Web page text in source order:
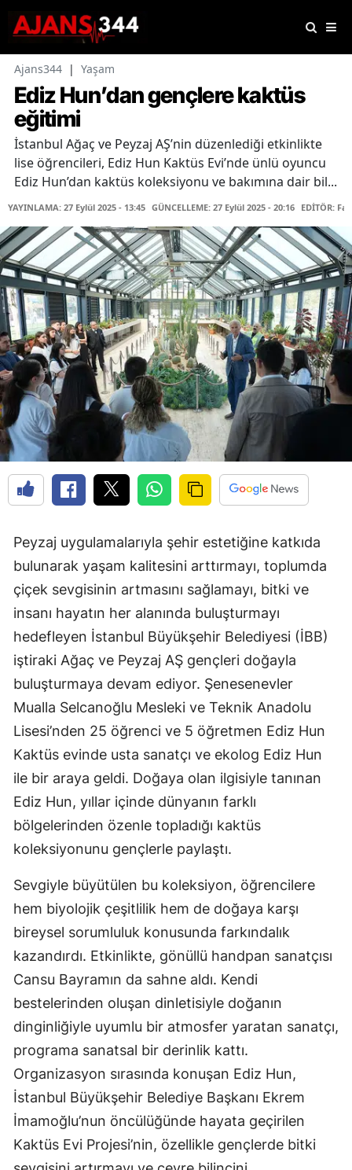
Ajans344 | Yaşam
Ediz Hun’dan gençlere kaktüs
eğitimi
İstanbul Ağaç ve Peyzaj AŞ’nin düzenlediği etkinlikte
lise öğrencileri, Ediz Hun Kaktüs Evi’nde ünlü oyuncu
Ediz Hun’dan kaktüs koleksiyonu ve bakımına dair bil...
YAYINLAMA: 27 Eylül 2025 - 13:45 GÜNCELLEME: 27 Eylül 2025 - 20:16 EDİTÖR:
Peyzaj uygulamalarıyla şehir estetiğine katkıda
bulunarak yaşam kalitesini arttırmayı, toplumda
çiçek sevgisinin artmasını sağlamayı, bitki ve
insanı hayatın her alanında buluşturmayı
hedefleyen İstanbul Büyükşehir Belediyesi (İBB)
iştiraki Ağaç ve Peyzaj AŞ gençleri doğayla
buluşturmaya devam ediyor. Şenesenevler
Mualla Selcanoğlu Mesleki ve Teknik Anadolu
Lisesi’nden 25 öğrenci ve 5 öğretmen Ediz Hun
Kaktüs evinde usta sanatçı ve ekolog Ediz Hun
ile bir araya geldi. Doğaya olan ilgisiyle tanınan
Ediz Hun, yıllar içinde dünyanın farklı
bölgelerinden özenle topladığı kaktüs
koleksiyonunu gençlerle paylaştı.
Sevgiyle büyütülen bu koleksiyon, öğrencilere
hem biyolojik çeşitlilik hem de doğaya karşı
bireysel sorumluluk konusunda farkındalık
kazandırdı. Etkinlikte, gönüllü handpan sanatçısı
Cansu Bayramın da sahne aldı. Kendi
bestelerinden oluşan dinletisiyle doğanın
dinginliğiyle uyumlu bir atmosfer yaratan sanatçı,
programa sanatsal bir derinlik kattı.
Organizasyon sırasında konuşan Ediz Hun,
İstanbul Büyükşehir Belediye Başkanı Ekrem
İmamoğlu’nun öncülüğünde hayata geçirilen
Kaktüs Evi Projesi’nin, özellikle gençlerde bitki